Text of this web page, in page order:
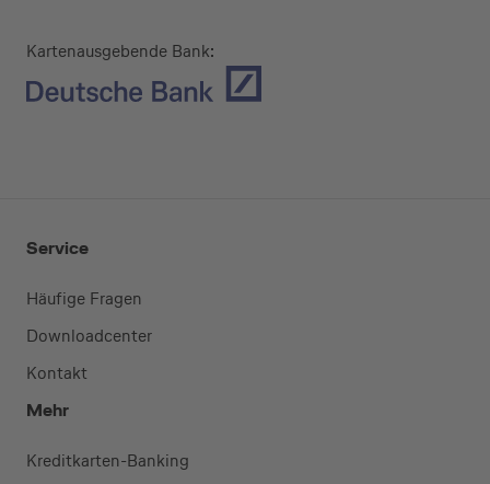
Kartenausgebende Bank:
Service
Häufige Fragen
Downloadcenter
Kontakt
Mehr
Kreditkarten-Banking